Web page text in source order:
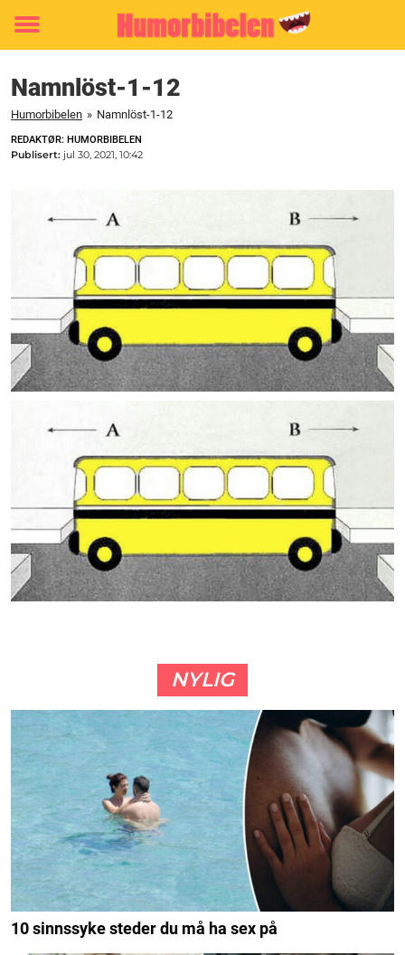
Toggle
Namnlöst-1-12
Humorbibelen » Namnlöst-1-12
REDAKTØR: HUMORBIBELEN
Publisert: jul 30, 2021, 10:42
NYLIG
10 sinnssyke steder du må ha sex på